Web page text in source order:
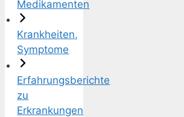
Medikamenten
Krankheiten,
Symptome
Erfahrungsberichte
zu
Erkrankungen